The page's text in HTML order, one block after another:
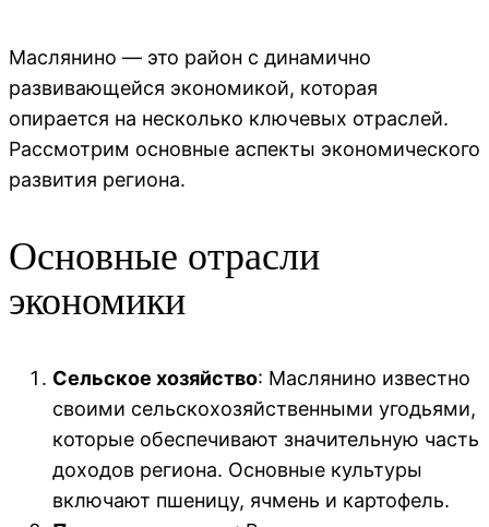
Маслянино — это район с динамично
развивающейся экономикой, которая
опирается на несколько ключевых отраслей.
Рассмотрим основные аспекты экономического
развития региона.
Основные отрасли
экономики
Сельское хозяйство: Маслянино известно
своими сельскохозяйственными угодьями,
которые обеспечивают значительную часть
доходов региона. Основные культуры
включают пшеницу, ячмень и картофель.